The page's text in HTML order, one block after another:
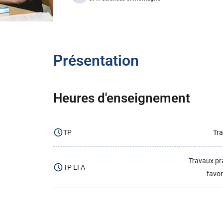
Présentation
Heures d'enseignement
TP
TP EFA
Travaux